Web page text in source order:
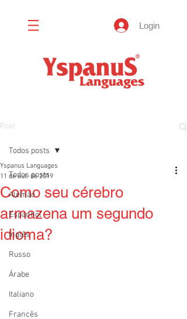
Login
Post
Todos posts
Alemão
Espanhol
Inglês
Russo
Árabe
Italiano
Francês
Todos posts
Como seu cérebro
armazena um segundo
idioma?
Yspanus Languages
11 de out. de 2019